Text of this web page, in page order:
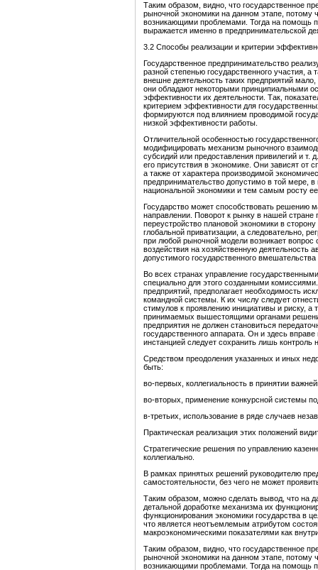
Таким образом, видно, что государственное
рыночной экономики на данном этапе, потому
возникающими проблемами. Тогда на помощь
выражается именно в предпринимательской
3.2 Способы реализации и критерии
Государственное предпринимательство
разной степенью государственного участия,
внешне деятельность таких предприятий
они обладают некоторыми принципиальными
эффективности их деятельности. Так,
критерием эффективности для
формируются под влиянием проводимой
низкой эффективности работы.
Отличительной особенностью
модифицировать механизм рыночного
субсидий или предоставления привилегий и т.
его присутствия в экономике. Они зависят от
а также от характера производимой
предпринимательство допустимо в той мере,
национальной экономики и тем самым росту
Государство может способствовать решению
направлении. Поворот к рынку в нашей
переустройство плановой экономики в
глобальной приватизации, а следовательно,
при любой рыночной модели возникает вопрос
воздействия на хозяйственную деятельность
допустимого государственного вмешательства
Во всех странах управление
специально для этого созданными
предприятий, предполагает необходимость
командной системы. К их числу следует
стимулов к проявлению инициативы и риску, а
принимаемых вышестоящими органами
предприятия не должен становиться
государственного аппарата. Он и здесь
инстанцией следует сохранить лишь контроль
Средством преодоления указанных и иных
быть:
во-первых, коллегиальность в принятии
во-вторых, применение конкурсной системы
в-третьих, использование в ряде случаев
Практическая реализация этих положений
Стратегические решения по управлению
коллегиально.
В рамках принятых решений руководителю
самостоятельности, без чего не может
Таким образом, можно сделать вывод, что на
детальной доработке механизма их
функционирования экономики государства в
что является неотъемлемым атрибутом
макроэкономическими показателями как
Таким образом, видно, что государственное
рыночной экономики на данном этапе, потому
возникающими проблемами. Тогда на помощь